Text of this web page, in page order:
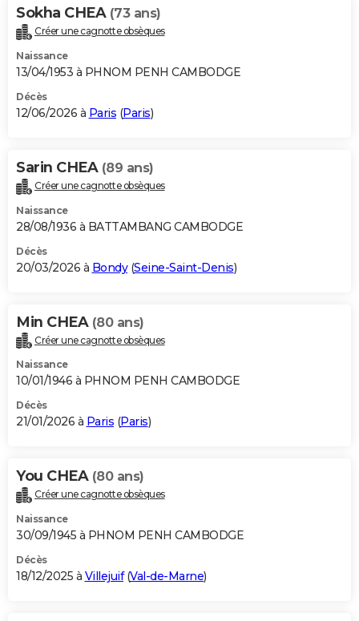
Bricolage
Lifestyle
Culture
Sport
Auto
Television
Voyage
Cinema
Sokha CHEA (73 ans)
Créer une cagnotte obsèques
Naissance
13/04/1953 à PHNOM PENH CAMBODGE
Décès
12/06/2026 à Paris (Paris)
Sarin CHEA (89 ans)
Créer une cagnotte obsèques
Naissance
28/08/1936 à BATTAMBANG CAMBODGE
Décès
20/03/2026 à Bondy(Seine-Saint-Denis)
Min CHEA (80 ans)
Créer une cagnotte obsèques
Naissance
10/01/1946 à PHNOM PENH CAMBODGE
Décès
21/01/2026 à Paris (Paris)
You CHEA (80 ans)
Créer une cagnotte obsèques
Naissance
30/09/1945 à PHNOM PENH CAMBODGE
Décès
18/12/2025 à Villejuif(Val-de-Marne)